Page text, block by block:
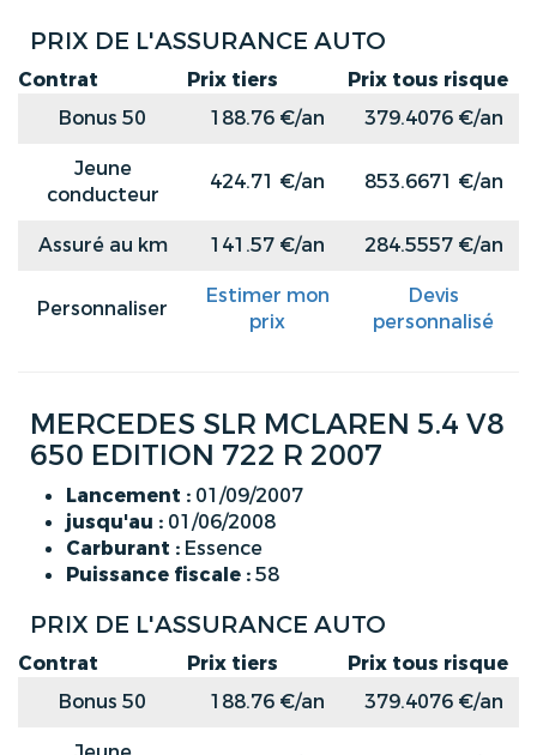
PRIX DE L'ASSURANCE AUTO
Contrat Prix tiers
Prix tous risque
Bonus 50
188.76 €/an
379.4076 €/an
Jeune
conducteur
424.71 €/an 853.6671 €/an
Assuré au km 141.57 €/an 284.5557 €/an
Personnaliser
Estimer mon
prix
Devis
personnalisé
MERCEDES SLR MCLAREN 5.4 V8
650 EDITION 722 R 2007
Lancement : 01/09/2007
jusqu'au : 01/06/2008
Carburant : Essence
Puissance fiscale :58
PRIX DE L'ASSURANCE AUTO
Contrat Prix tiers
Prix tous risque
Bonus 50
188.76 €/an
379.4076 €/an